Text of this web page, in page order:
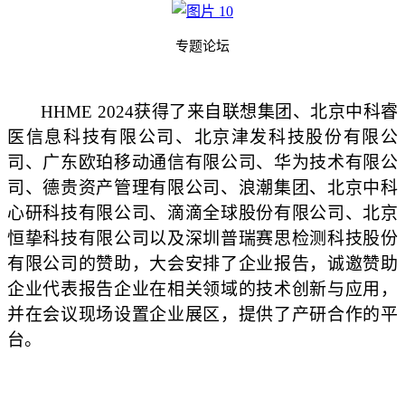
专题论坛
HHME 2024获得了来自联想集团、 北京中科睿
医信息科技有限公司 、 北京津发科技股份有限公
司 、 广东欧珀移动通信有限公司 、华为技术有限公
司、德贵资产管理有限公司 、 浪潮集团、北京中科
心研科技有限公司 、 滴滴全球股份有限公司 、北京
恒挚科技有限公司 以及深圳普瑞赛思检测科技股份
有限公司 的赞助，大会安排了企业报告，诚邀赞助
企业代表报告企业在相关领域的技术创新与应用，
并在会议现场设置企业展区，提供了产研合作的平
台。